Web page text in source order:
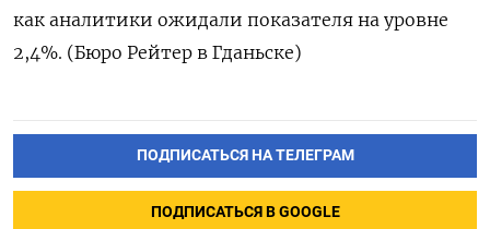
как аналитики ожидали показателя на уровне
2,4%. (Бюро Рейтер в Гданьске)
ПОДПИСАТЬСЯ НА ТЕЛЕГРАМ
ПОДПИСАТЬСЯ В GOOGLE